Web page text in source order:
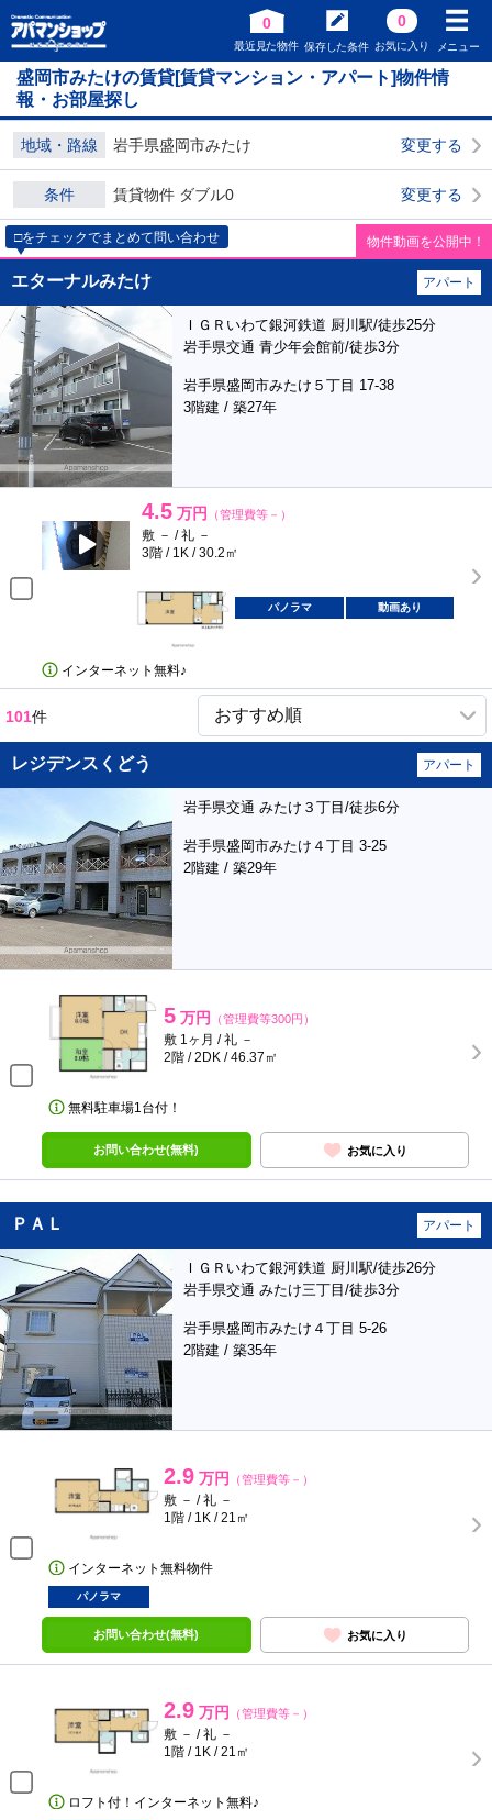
0
最近見た物件 保存した条件
0
お気に入り メニュー
盛岡市みたけの賃貸[賃貸マンション・アパート]物件情
報・お部屋探し
地域・路線 岩手県盛岡市みたけ 変更する
条件 賃貸物件 ダブル0 変更する
□をチェックでまとめて問い合わせ 物件動画を公開中！
エターナルみたけ アパート
ＩＧＲいわて銀河鉄道 厨川駅/徒歩25分
岩手県交通 青少年会館前/徒歩3分
岩手県盛岡市みたけ５丁目 17-38
3階建 / 築27年
4.5 万円 （管理費等－）
敷 － / 礼 －
3階 / 1K / 30.2㎡
パノラマ 動画あり
インターネット無料♪
101件
レジデンスくどう アパート
岩手県交通 みたけ３丁目/徒歩6分
岩手県盛岡市みたけ４丁目 3-25
2階建 / 築29年
5 万円 （管理費等300円）
敷 1ヶ月 / 礼 －
2階 / 2DK / 46.37㎡
無料駐車場1台付！
お問い合わせ(無料) お気に入り
ＰＡＬ アパート
ＩＧＲいわて銀河鉄道 厨川駅/徒歩26分
岩手県交通 みたけ三丁目/徒歩3分
岩手県盛岡市みたけ４丁目 5-26
2階建 / 築35年
2.9 万円 （管理費等－）
敷 － / 礼 －
1階 / 1K / 21㎡
インターネット無料物件
パノラマ
お問い合わせ(無料) お気に入り
2.9 万円 （管理費等－）
敷 － / 礼 －
1階 / 1K / 21㎡
ロフト付！インターネット無料♪